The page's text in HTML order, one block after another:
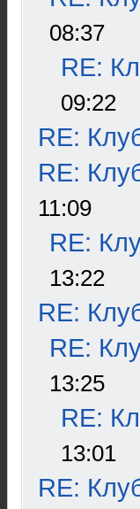
08:37
RE:
09:22
RE:
RE:
11:09
RE:
13:22
RE:
RE:
13:25
RE:
13:01
RE: